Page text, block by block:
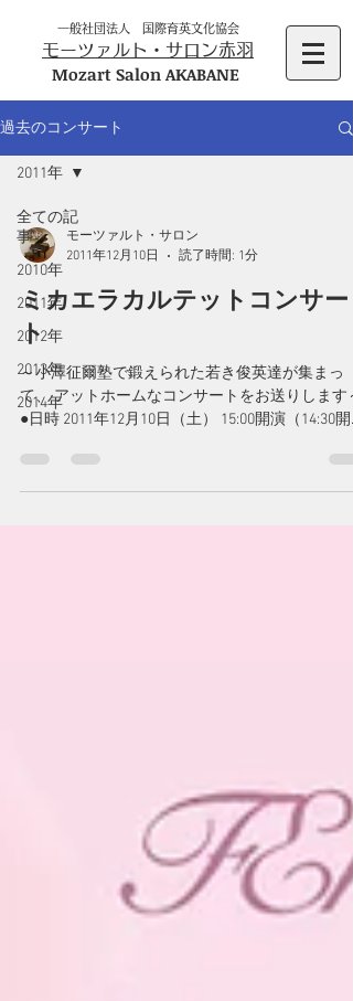
一般社団法人 国際育英文化協会
モーツァルト・サロン赤羽
Mozart Salon AKABANE
過去のコンサート
全ての記
事
2010年
2011年
2012年
2013年
2014年
2011年
モーツァルト・サロン
2011年12月10日
読了時間: 1分
ミカエラカルテットコンサー
ト
～小澤征爾塾で鍛えられた若き俊英達が集まっ
て、 アットホームなコンサートをお送りします～
●日時 2011年12月10日（土） 15:00開演（14:30開
ドカ 大島亮 藤井泉 ●プログラム...